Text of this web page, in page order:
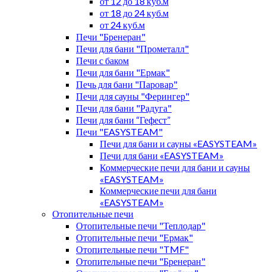
от 18 до 24 куб.м
от 24 куб.м
Печи "Бренеран"
Печи для бани "Прометалл"
Печи с баком
Печи для бани "Ермак"
Печь для бани "Паровар"
Печи для сауны "Ферингер"
Печи для бани "Радуга"
Печи для бани “Гефест”
Печи "EASYSTEAM"
Печи для бани и сауны «EASYSTEAM»
Печи для бани «EASYSTEAM»
Коммерческие печи для бани и сауны
«EASYSTEAM»
Коммерческие печи для бани
«EASYSTEAM»
Отопительные печи
Отопительные печи "Теплодар"
Отопительные печи "Ермак"
Отопительные печи "TMF"
Отопительные печи "Бренеран"